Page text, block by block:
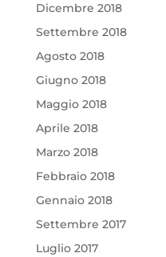
Dicembre 2018
Settembre 2018
Agosto 2018
Giugno 2018
Maggio 2018
Aprile 2018
Marzo 2018
Febbraio 2018
Gennaio 2018
Settembre 2017
Luglio 2017